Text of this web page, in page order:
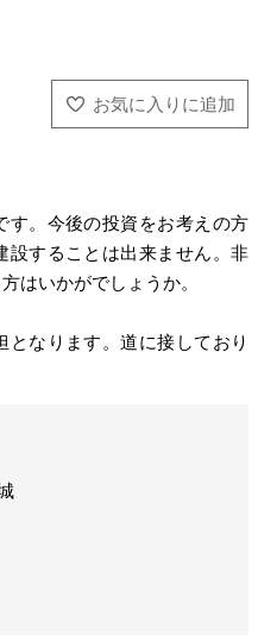
す。今後の投資をお考えの方
設することは出来ません。非
はいかがでしょうか。
なります。道に接しており